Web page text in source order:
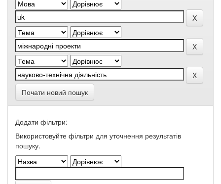
Почати новий пошук
Додати фільтри:
Використовуйте фільтри для уточнення результатів
пошуку.